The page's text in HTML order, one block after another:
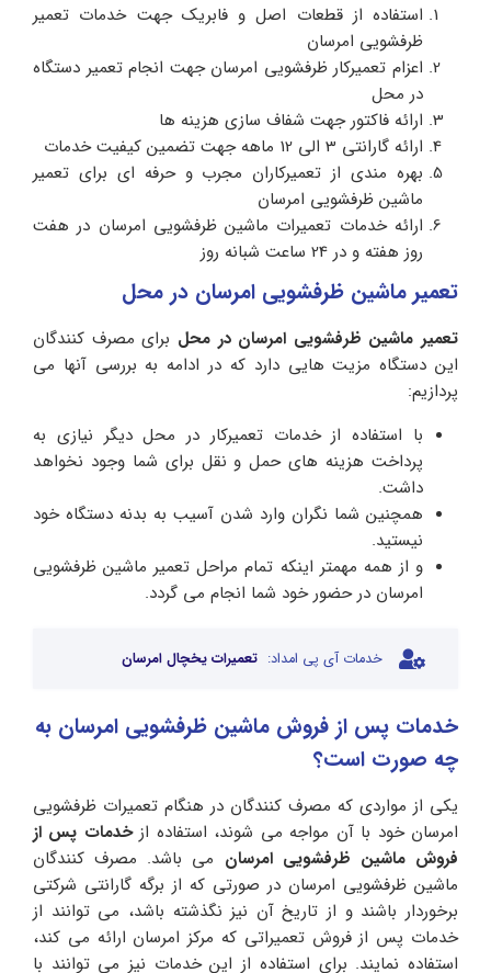
استفاده از قطعات اصل و فابریک جهت خدمات تعمیر
ظرفشویی امرسان
اعزام تعمیرکار ظرفشویی امرسان جهت انجام تعمیر دستگاه
در محل
ارائه فاکتور جهت شفاف سازی هزینه ها
ارائه گارانتی 3 الی 12 ماهه جهت تضمین کیفیت خدمات
بهره مندی از تعمیرکاران مجرب و حرفه ای برای تعمیر
ماشین ظرفشویی امرسان
ارائه خدمات تعمیرات ماشین ظرفشویی امرسان در هفت
روز هفته و در 24 ساعت شبانه روز
تعمیر ماشین ظرفشویی امرسان در محل
تعمیر ماشین ظرفشویی امرسان در محل برای مصرف کنندگان
این دستگاه مزیت هایی دارد که در ادامه به بررسی آنها می
پردازیم:
با استفاده از خدمات تعمیرکار در محل دیگر نیازی به
پرداخت هزینه های حمل و نقل برای شما وجود نخواهد
داشت.
همچنین شما نگران وارد شدن آسیب به بدنه دستگاه خود
نیستید.
و از همه مهمتر اینکه تمام مراحل تعمیر ماشین ظرفشویی
امرسان در حضور خود شما انجام می گردد.
خدمات آی پی امداد: تعمیرات یخچال امرسان
خدمات پس از فروش ماشین ظرفشویی امرسان به
چه صورت است؟
یکی از مواردی که مصرف کنندگان در هنگام تعمیرات ظرفشویی
امرسان خود با آن مواجه می شوند، استفاده ازخدمات پس از
فروش ماشین ظرفشویی امرسان می باشد. مصرف کنندگان
ماشین ظرفشویی امرسان در صورتی که از برگه گارانتی شرکتی
برخوردار باشند و از تاریخ آن نیز نگذشته باشد، می توانند از
خدمات پس از فروش تعمیراتی که مرکز امرسان ارائه می کند،
استفاده نمایند. برای استفاده از این خدمات نیز می توانند با